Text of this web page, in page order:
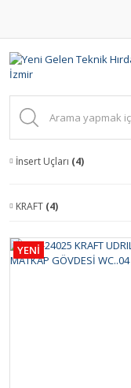
İnsert Uçları (4)
KRAFT (4)
YENİ